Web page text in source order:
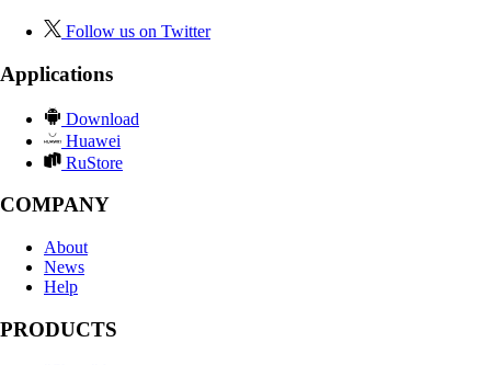
Follow us on Twitter
Applications
Download
Huawei
RuStore
COMPANY
About
News
Help
PRODUCTS